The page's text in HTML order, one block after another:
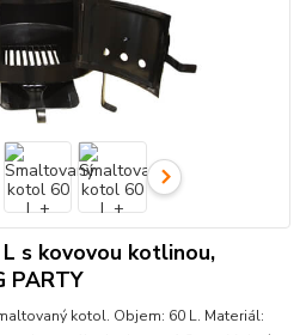
s kovovou kotlinou,
PARTY
kotol. Objem: 60 L. Materiál: